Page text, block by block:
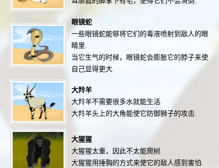
眼镜蛇
一些眼镜蛇能够将它们的毒液喷射到敌人的眼
睛里.
当它生气的时候，眼镜蛇会膨胀它的脖子来使
自己显得更大.
大羚羊
大羚羊不需要很多水就能生活.
大羚羊头上的大角能使它防御狮子的攻击.
大猩猩
大猩猩太重，因此不太能爬树.
大猩猩用捶胸的方式来使它的敌人感到害怕.